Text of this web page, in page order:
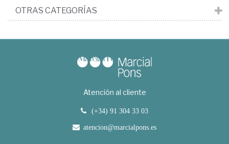
OTRAS CATEGORÍAS
Atención al cliente
(+34) 91 304 33 03
atencion@marcialpons.es